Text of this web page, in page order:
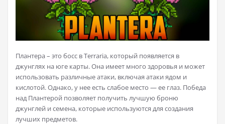
Плантера – это босс в Terraria, который появляется в
джунглях на юге карты. Она имеет много здоровья и может
использовать различные атаки, включая атаки ядом и
кислотой. Однако, у нее есть слабое место — ее глаз. Победа
над Плантерой позволяет получить лучшую броню
джунглей и семена, которые используются для создания
лучших предметов.